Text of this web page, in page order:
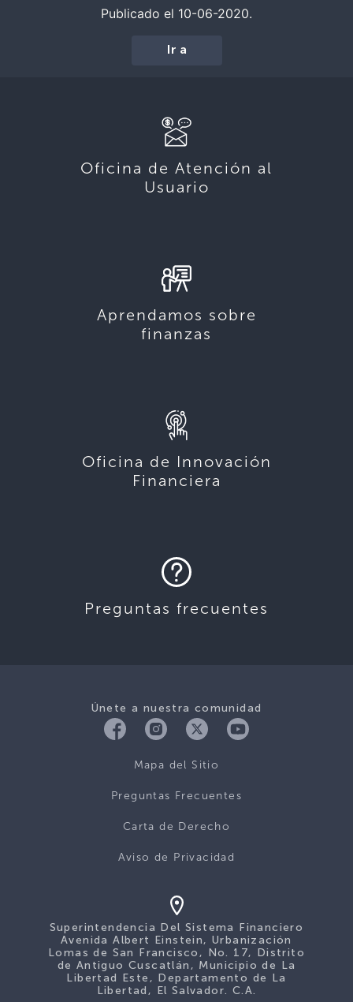
Publicado el 10-06-2020.
Ir a
Oficina de Atención al
Usuario
Aprendamos sobre
finanzas
Oficina de Innovación
Financiera
Preguntas frecuentes
Únete a nuestra comunidad
Mapa del Sitio
Preguntas Frecuentes
Carta de Derecho
Aviso de Privacidad
Superintendencia Del Sistema Financiero
Avenida Albert Einstein, Urbanización
Lomas de San Francisco, No. 17, Distrito
de Antiguo Cuscatlán, Municipio de La
Libertad Este, Departamento de La
Libertad, El Salvador. C.A.